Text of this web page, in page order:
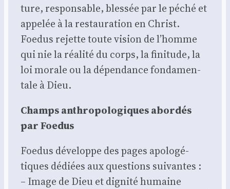
ture, res­pon­sable, bles­sée par le péché et
appe­lée à la res­tau­ra­tion en Christ.
Foe­dus rejette toute vision de l’homme
qui nie la réa­li­té du corps, la fini­tude, la
loi morale ou la dépen­dance fon­da­men­
tale à Dieu.
Champs anthro­po­lo­giques abor­dés
par Foe­dus
Foe­dus déve­loppe des pages apo­lo­gé­
tiques dédiées aux ques­tions sui­vantes :
– Image de Dieu et digni­té humaine